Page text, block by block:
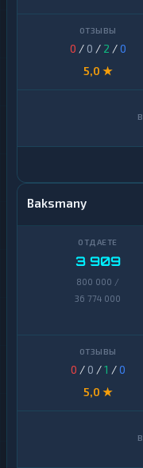
0 / 0 / 2 /0
5,0 ★
Baksmany
3 909
800 000 /
36 774 000
0 / 0 /1 /0
5,0 ★